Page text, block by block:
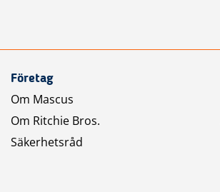
Företag
Om Mascus
Om Ritchie Bros.
Säkerhetsråd